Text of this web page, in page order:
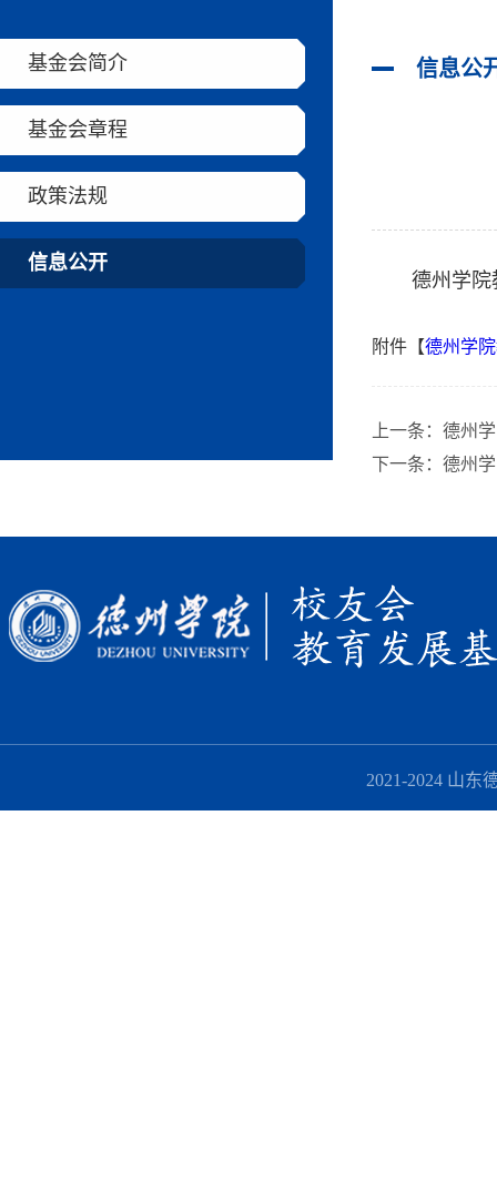
基金会简介
基金会章程
政策法规
信息公开
信息公
德州学院
附件【德州学
上一条： 德州
下一条： 德州
2021-2024 山东